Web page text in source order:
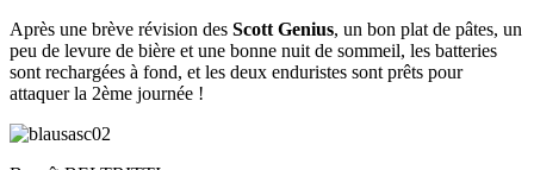
Après une brève révision des Scott Genius, un bon plat de pâtes, un
peu de levure de bière et une bonne nuit de sommeil, les batteries
sont rechargées à fond, et les deux enduristes sont prêts pour
attaquer la 2ème journée !